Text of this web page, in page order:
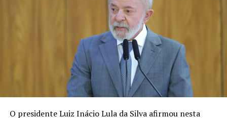
O presidente Luiz Inácio Lula da Silva afirmou nesta